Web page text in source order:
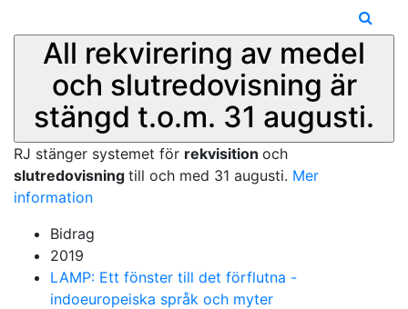
All rekvirering av medel
och slutredovisning är
stängd t.o.m. 31 augusti.
RJ stänger systemet för rekvisition och
slutredovisning till och med 31 augusti. Mer
information
Bidrag
2019
LAMP: Ett fönster till det förflutna -
indoeuropeiska språk och myter